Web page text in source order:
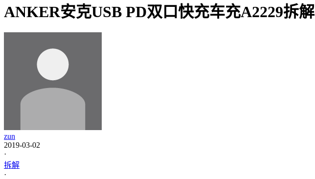
ANKER安克USB PD双口快充车充A2229拆解
zun
2019-03-02
·
拆解
·